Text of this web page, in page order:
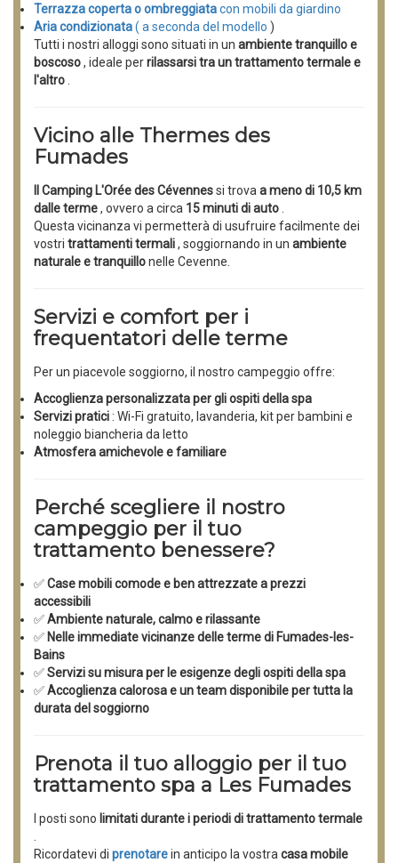
Terrazza coperta o ombreggiatacon mobili da giardino
Aria condizionata( a seconda del modello )
Tutti i nostri alloggi sono situati in un ambiente tranquillo e
boscoso, ideale perrilassarsi tra un trattamento termale e
l'altro
Vicino alle Thermes des
Fumades
Il Camping L'Orée des Cévennessi trova a meno di 10,5 km
dalle terme, ovvero a circa 15 minuti di auto
Questa vicinanza vi permetterà di usufruire facilmente dei
vostri trattamenti termali, soggiornando in un ambiente
naturale e tranquillonelle Cevenne.
Servizi e comfort per i
frequentatori delle terme
Per un piacevole soggiorno, il nostro campeggio offre:
Accoglienza personalizzata per gli ospiti della spa
Servizi pratici : Wi-Fi gratuito, lavanderia, kit per bambini e
noleggio biancheria da letto
Atmosfera amichevole e familiare
Perché scegliere il nostro
campeggio per il tuo
trattamento benessere?
✅Case mobili comode e ben attrezzate a prezzi
accessibili
✅Ambiente naturale, calmo e rilassante
✅ Nelle immediate vicinanze delle terme di Fumades-les-
Bains
✅Servizi su misura per le esigenze degli ospiti della spa
✅Accoglienza calorosa e un team disponibile per tutta la
durata del soggiorno
Prenota il tuo alloggio per il tuo
trattamento spa a Les Fumades
I posti sono limitati durante i periodi di trattamento termale
Ricordatevi di prenotarein anticipo la vostra casa mobile